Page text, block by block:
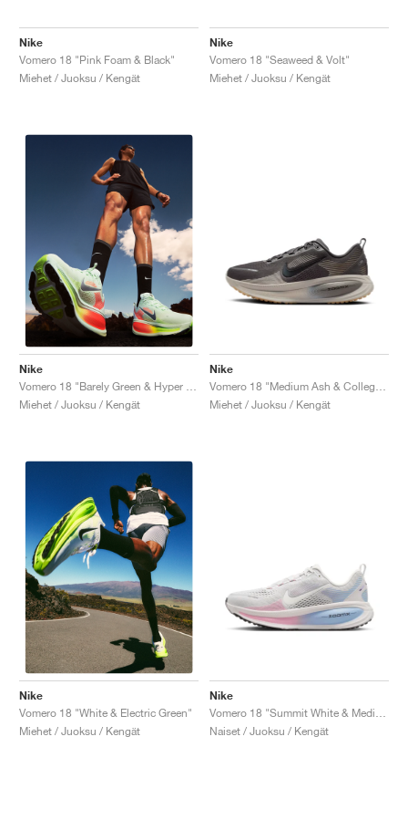
Nike
Vomero 18 "Pink Foam & Black"
Miehet / Juoksu / Kengät
Nike
Vomero 18 "Seaweed & Volt"
Miehet / Juoksu / Kengät
Nike
Vomero 18 "Barely Green & Hyper Crimson"
Miehet / Juoksu / Kengät
Nike
Miehet / Juoksu / Kengät
Nike
Vomero 18 "White & Electric Green"
Miehet / Juoksu / Kengät
Nike
Naiset / Juoksu / Kengät